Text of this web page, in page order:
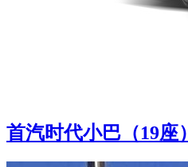
首汽时代小巴（19座）